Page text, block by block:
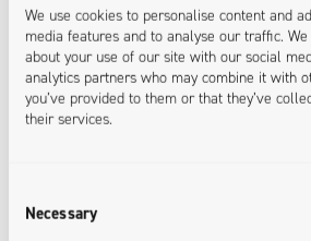
We use cookies to personalise content and
media features and to analyse our traffic.
about your use of our site with our social
analytics partners who may combine it with
you’ve provided to them or that they’ve
their services.
Selection
Necessary
Wir empfehlen die Verwendung eines
Sie können Käufern auf der einen Seite
Produktempfehlungen, Vorschläge für
Suchanfragen und Schlüsselwörter
Absicht der Nutzer übereinstimmen,